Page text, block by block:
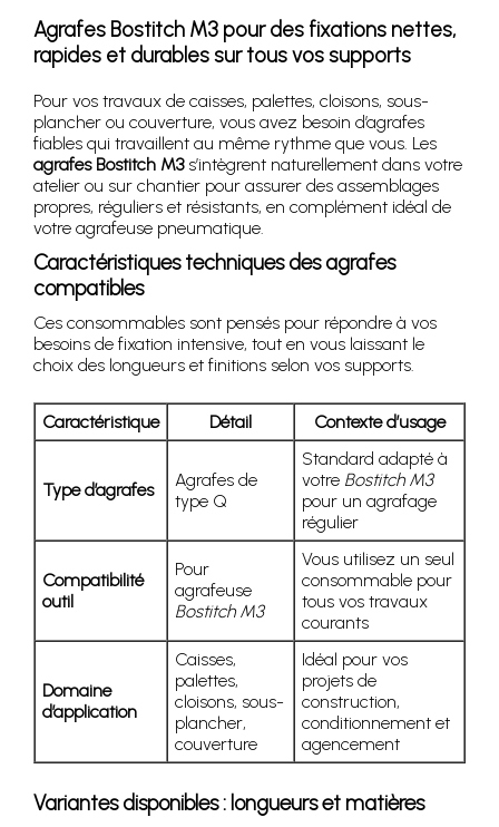
Agrafes Bostitch M3 pour des fixations nettes,
rapides et durables sur tous vos supports
Pour vos travaux de caisses, palettes, cloisons, sous-
plancher ou couverture, vous avez besoin d’agrafes
fiables qui travaillent au même rythme que vous. Les
agrafes Bostitch M3s’intègrent naturellement dans votre
atelier ou sur chantier pour assurer des assemblages
propres, réguliers et résistants, en complément idéal de
votre agrafeuse pneumatique.
Caractéristiques techniques des agrafes
compatibles
Ces consommables sont pensés pour répondre à vos
besoins de fixation intensive, tout en vous laissant le
choix des longueurs et finitions selon vos supports.
Caractéristique Détail Contexte d’usage
Type d’agrafes
Agrafes de
type Q
Standard adapté à
votre Bostitch M3
pour un agrafage
régulier
Compatibilité
outil
Pour
agrafeuse
Bostitch M3
Vous utilisez un seul
consommable pour
tous vos travaux
courants
Domaine
d’application
Caisses,
palettes,
cloisons, sous-
plancher,
couverture
Idéal pour vos
projets de
construction,
conditionnement et
agencement
Variantes disponibles : longueurs et matières